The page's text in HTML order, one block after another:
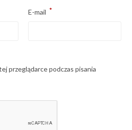
E-mail *
przeglądarce podczas pisania